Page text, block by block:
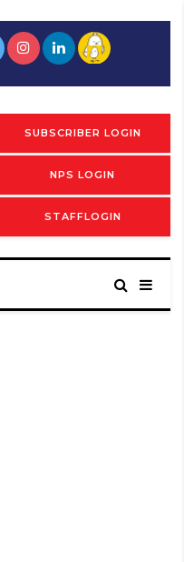
SUBSCRIBER LOGIN
NPS LOGIN
STAFFLOGIN